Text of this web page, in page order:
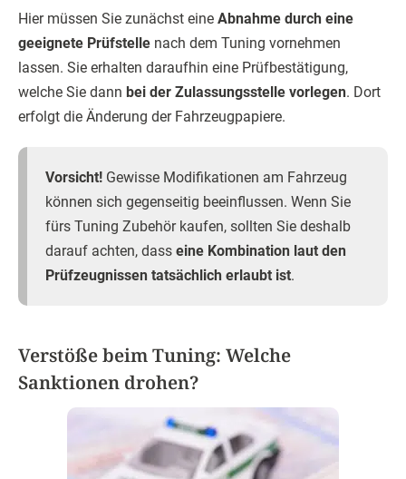
Hier müssen Sie zunächst eine Abnahme durch eine
geeignete Prüfstelle nach dem Tuning vornehmen
lassen. Sie erhalten daraufhin eine Prüfbestätigung,
welche Sie dann bei der Zulassungsstelle vorlegen. Dort
erfolgt die Änderung der Fahrzeugpapiere.
Vorsicht! Gewisse Modifikationen am Fahrzeug
können sich gegenseitig beeinflussen. Wenn Sie
fürs Tuning Zubehör kaufen, sollten Sie deshalb
darauf achten, dass eine Kombination laut den
Prüfzeugnissen tatsächlich erlaubt ist.
Verstöße beim Tuning: Welche
Sanktionen drohen?